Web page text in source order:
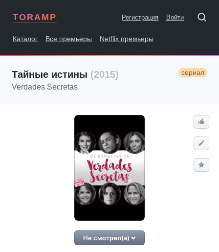
TORAMP Регистрация Войти
Каталог Все премьеры Netflix премьеры
Тайные истины (2015) сериал
Verdades Secretas
Не смотрел(а)